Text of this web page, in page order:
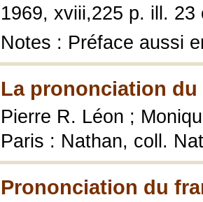
1969, xviii,225 p. ill. 23
Notes : Préface aussi
La prononciation du
Pierre R. Léon ;
Paris : Nathan, coll.
Prononciation du